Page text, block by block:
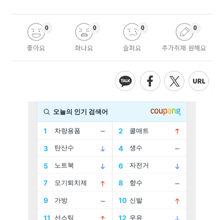
좋아요
0
화나요
0
슬퍼요
0
추가취재 원해요
0